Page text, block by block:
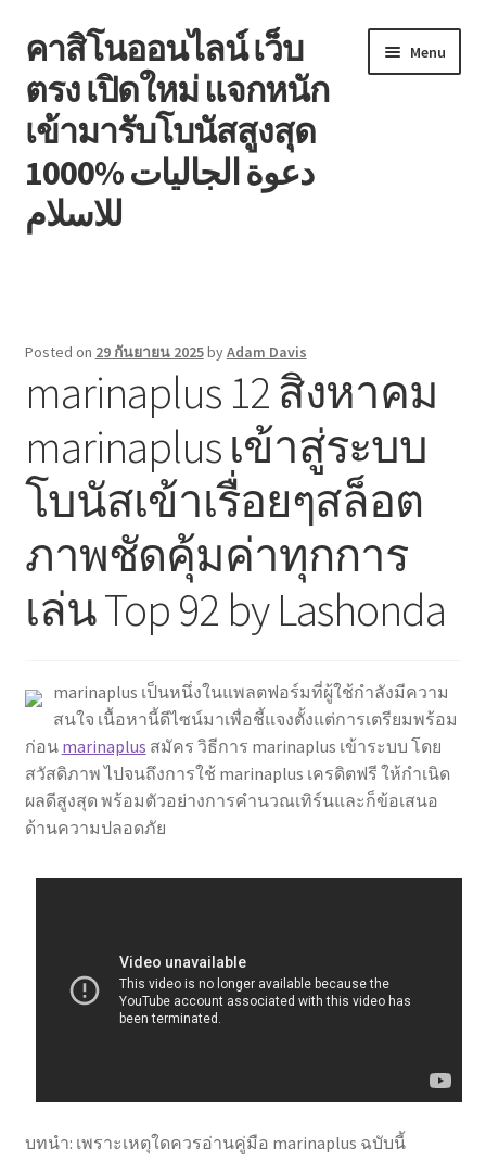
Skip
to
navigation
Skip
to
content
คาสิโนออนไลน์ เว็บ
ตรง เปิดใหม่ แจกหนัก
เข้ามารับโบนัสสูงสุด
1000% دعوة الجاليات
للاسلام
Menu
Welcome to the family!
Posted on 29 กันยายน 2025byAdam Davis
marinaplus 12 สิงหาคม
marinaplus เข้าสู่ระบบ
โบนัสเข้าเรื่อยๆสล็อต
ภาพชัดคุ้มค่าทุกการ
เล่น Top 92 by Lashonda
marinaplus เป็นหนึ่งในแพลตฟอร์มที่ผู้ใช้กำลังมีความ
สนใจ เนื้อหานี้ดีไซน์มาเพื่อชี้แจงตั้งแต่การเตรียมพร้อม
ก่อน marinaplus สมัคร วิธีการ marinaplus เข้าระบบ โดย
สวัสดิภาพ ไปจนถึงการใช้ marinaplus เครดิตฟรี ให้กำเนิด
ผลดีสูงสุด พร้อมตัวอย่างการคำนวณเทิร์นและก็ข้อเสนอ
ด้านความปลอดภัย
บทนำ: เพราะเหตุใดควรอ่านคู่มือ marinaplus ฉบับนี้